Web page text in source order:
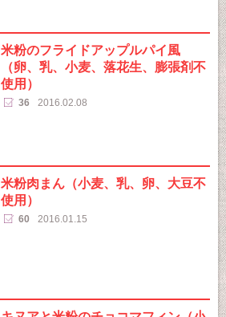
米粉のフライドアップルパイ風
（卵、乳、小麦、落花生、膨張剤不
使用）
36 2016.02.08
米粉肉まん（小麦、乳、卵、大豆不
使用）
60 2016.01.15